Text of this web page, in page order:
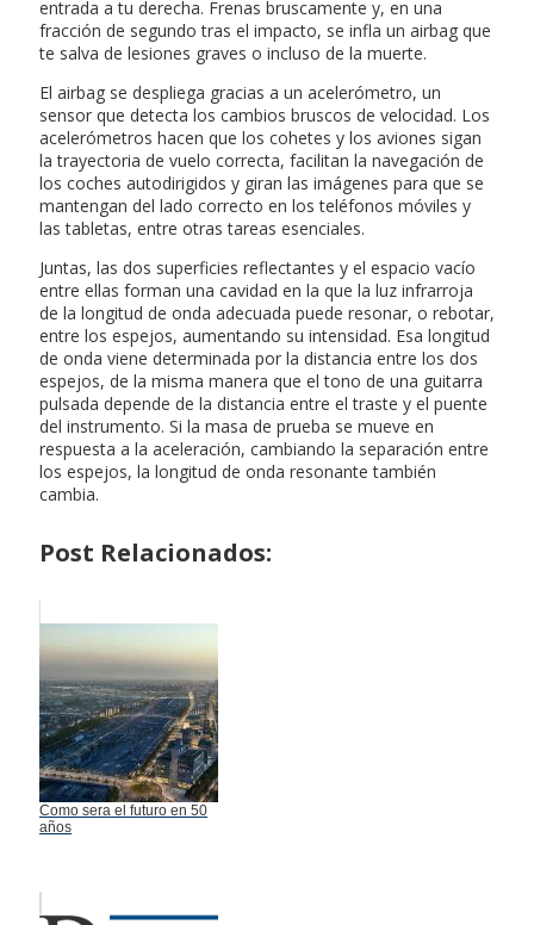
entrada a tu derecha. Frenas bruscamente y, en una
fracción de segundo tras el impacto, se infla un airbag que
te salva de lesiones graves o incluso de la muerte.
El airbag se despliega gracias a un acelerómetro, un
sensor que detecta los cambios bruscos de velocidad. Los
acelerómetros hacen que los cohetes y los aviones sigan
la trayectoria de vuelo correcta, facilitan la navegación de
los coches autodirigidos y giran las imágenes para que se
mantengan del lado correcto en los teléfonos móviles y
las tabletas, entre otras tareas esenciales.
Juntas, las dos superficies reflectantes y el espacio vacío
entre ellas forman una cavidad en la que la luz infrarroja
de la longitud de onda adecuada puede resonar, o rebotar,
entre los espejos, aumentando su intensidad. Esa longitud
de onda viene determinada por la distancia entre los dos
espejos, de la misma manera que el tono de una guitarra
pulsada depende de la distancia entre el traste y el puente
del instrumento. Si la masa de prueba se mueve en
respuesta a la aceleración, cambiando la separación entre
los espejos, la longitud de onda resonante también
cambia.
Post Relacionados:
Como sera el futuro en 50
años